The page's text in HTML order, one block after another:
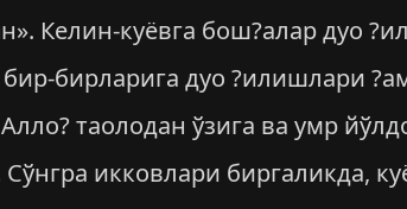
Келин-куёвга бош?алар дуо
бир-бирларига дуо ?илишлари
таолодан ўзига ва умр
икковлари биргаликда,